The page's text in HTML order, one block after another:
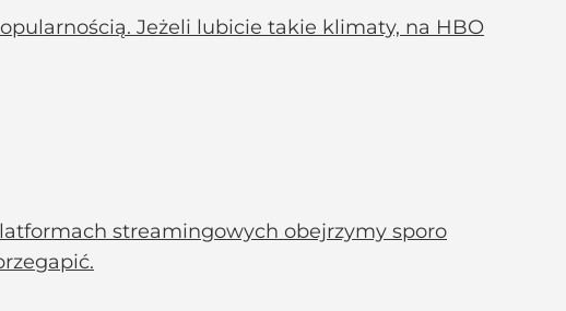
Jeżeli lubicie takie klimaty, na HBO
streamingowych obejrzymy sporo